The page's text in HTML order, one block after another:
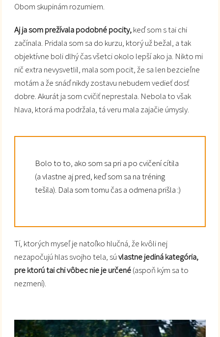
Obom skupinám rozumiem.
Aj ja som prežívala podobné pocity,keď som s tai chi
začínala. Pridala som sa do kurzu, ktorý už bežal, a tak
objektívne boli dlhý čas všetci okolo lepší ako ja. Nikto mi
nič extra nevysvetlil, mala som pocit, že sa len bezcieľne
motám a že snáď nikdy zostavu nebudem vedieť dosť
dobre. Akurát ja som cvičiť neprestala. Nebola to však
hlava, ktorá ma podržala, tá veru mala zajačie úmysly.
Bolo to to, ako som sa pri a po cvičení cítila
(a vlastne aj pred, keď som sa na tréning
tešila). Dala som tomu čas a odmena prišla :)
Tí, ktorých myseľ je natoľko hlučná, že kvôli nej
nezapočujú hlas svojho tela, súvlastne jediná kategória,
pre ktorú tai chi vôbec nie je určené(aspoň kým sa to
nezmení).